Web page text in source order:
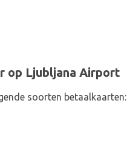
op Ljubljana Airport
soorten betaalkaarten: